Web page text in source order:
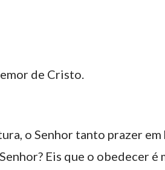
de Cristo.
o Senhor tanto prazer
Eis que o obedecer